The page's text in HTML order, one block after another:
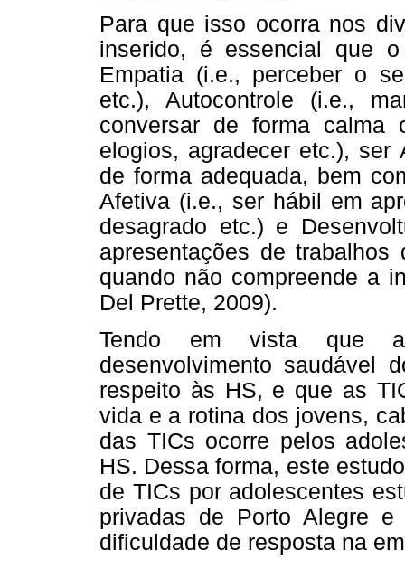
Para que isso ocorra nos
inserido, é essencial que
Empatia (i.e., perceber o
etc.), Autocontrole (i.e.,
conversar de forma calma
elogios, agradecer etc.), ser
de forma adequada, bem
Afetiva (i.e., ser hábil em
desagrado etc.) e
apresentações de trabalhos
quando não compreende a
Del Prette, 2009).
Tendo em vista que
desenvolvimento saudável
respeito às HS, e que as
vida e a rotina dos jovens,
das TICs ocorre pelos
HS. Dessa forma, este
de TICs por adolescentes
privadas de Porto Alegre
dificuldade de resposta na